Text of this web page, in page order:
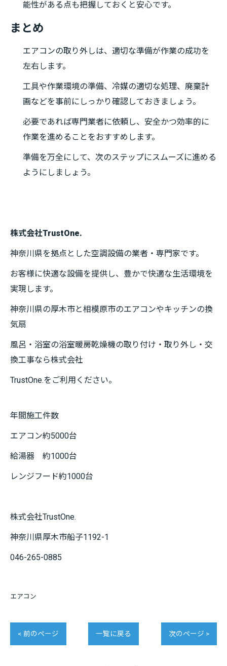
能性がある点も把握しておくと安心です。
まとめ
エアコンの取り外しは、適切な準備が作業の成功を
左右します。
工具や作業環境の準備、冷媒の適切な処理、廃棄計
画などを事前にしっかり確認しておきましょう。
必要であれば専門業者に依頼し、安全かつ効率的に
作業を進めることをおすすめします。
準備を万全にして、次のステップにスムーズに進める
ようにしましょう。
株式会社TrustOne.
神奈川県を拠点とした空調設備の業者・専門家です。
お客様に快適な設備を提供し、豊かで快適な生活環境を
実現します。
神奈川県の厚木市と相模原市のエアコンやキッチンの換
気扇
風呂・浴室の浴室暖房乾燥機の取り付け・取り外し・交
換工事なら株式会社
TrustOne.をご利用ください。
年間施工件数
エアコン約5000台
給湯器 約1000台
レンジフード約1000台
株式会社TrustOne.
神奈川県厚木市船子1192-1
046-265-0885
エアコン
< 前のページ 一覧に戻る 次のページ >